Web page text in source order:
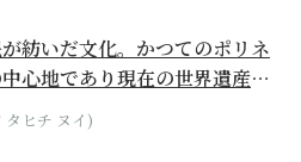
紡いだ文化。かつてのポリネ
心地であり現在の世界遺産か
くる...
タヒチ ヌイ)